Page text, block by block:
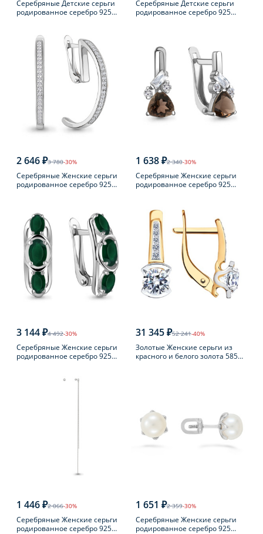
Серебряные Детские серьги
родированное серебро 925
Серебряные Детские серьги
родированное серебро 925
2 646 ₽3 780-30%
Серебряные Женские серьги
родированное серебро 925
1 638 ₽2 340-30%
Серебряные Женские серьги
родированное серебро 925
3 144 ₽4 492-30%
Серебряные Женские серьги
родированное серебро 925
31 345 ₽52 241-40%
Золотые Женские серьги из
красного и белого золота 585
1 446 ₽2 066-30%
Серебряные Женские серьги
родированное серебро 925
1 651 ₽2 359-30%
Серебряные Женские серьги
родированное серебро 925